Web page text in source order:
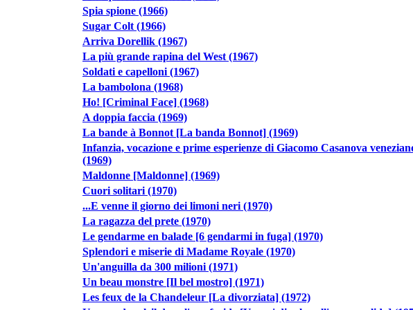
Spia spione (1966)
Sugar Colt (1966)
Arriva Dorellik (1967)
La più grande rapina del West (1967)
Soldati e capelloni (1967)
La bambolona (1968)
Ho! [Criminal Face] (1968)
A doppia faccia (1969)
La bande à Bonnot [La banda Bonnot] (1969)
Infanzia, vocazione e prime esperienze di Giacomo Casanova
(1969)
Maldonne [Maldonne] (1969)
Cuori solitari (1970)
...E venne il giorno dei limoni neri (1970)
La ragazza del prete (1970)
Le gendarme en balade [6 gendarmi in fuga] (1970)
Splendori e miserie di Madame Royale (1970)
Un'anguilla da 300 milioni (1971)
Un beau monstre [Il bel mostro] (1971)
Les feux de la Chandeleur [La divorziata] (1972)